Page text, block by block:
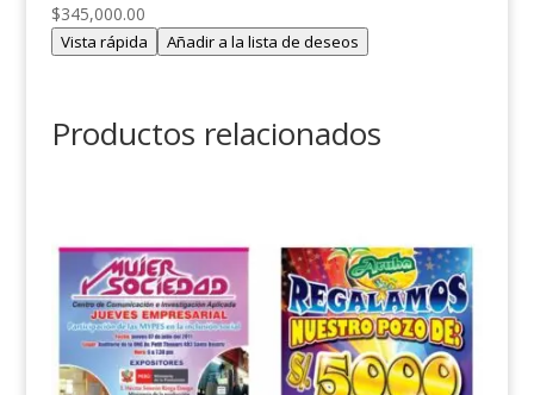
$345,000.00
Vista rápida Añadir a la lista de deseos
Productos relacionados